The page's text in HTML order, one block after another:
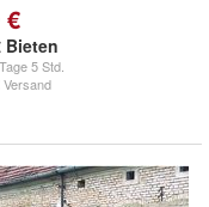
€
Bieten
5 Std.
Versand